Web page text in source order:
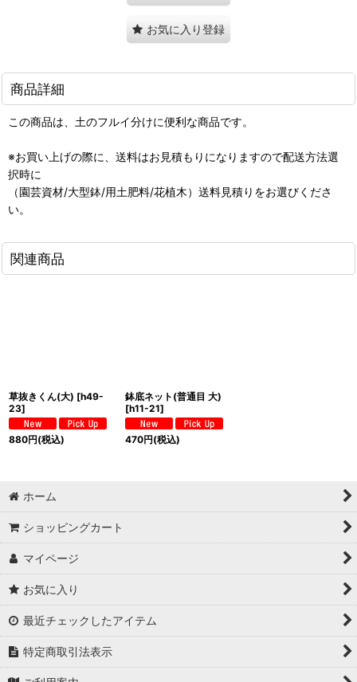
お気に入り登録
商品詳細
この商品は、土のフルイ分けに便利な商品です。
※お買い上げの際に、送料はお見積もりになりますので配送方法選
択時に
（園芸資材/大型鉢/用土肥料/花植木）送料見積りをお選びくださ
い。
関連商品
草抜きくん(大) [h49-
23]
880円(税込)
鉢底ネット(普通目 大)
[h11-21]
470円(税込)
ホーム
ショッピングカート
マイページ
お気に入り
最近チェックしたアイテム
特定商取引法表示